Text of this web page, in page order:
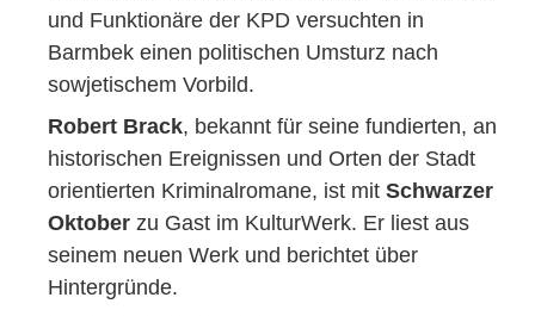
und Funktionäre der KPD versuchten in
Barmbek einen politischen Umsturz nach
sowjetischem Vorbild.
Robert Brack, bekannt für seine fundierten, an
historischen Ereignissen und Orten der Stadt
orientierten Kriminalromane, ist mit Schwarzer
Oktober zu Gast im KulturWerk. Er liest aus
seinem neuen Werk und berichtet über
Hintergründe.